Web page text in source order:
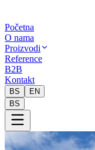
Početna
O nama
Proizvodi
Reference
B2B
Kontakt
BS
EN
BS